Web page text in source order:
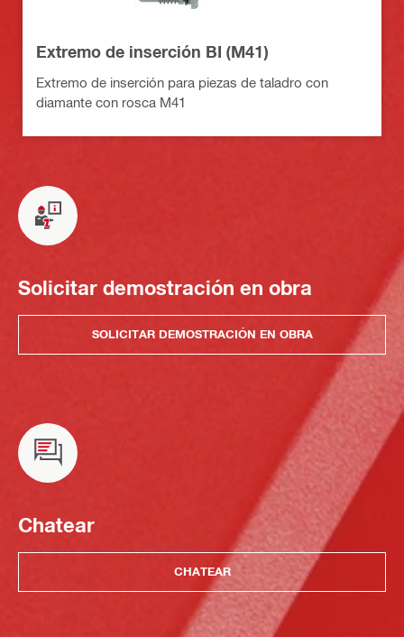
Extremo de inserción BI (M41)
Extremo de inserción para piezas de taladro con
diamante con rosca M41
Solicitar demostración en obra
SOLICITAR DEMOSTRACIÓN EN OBRA
Chatear
CHATEAR